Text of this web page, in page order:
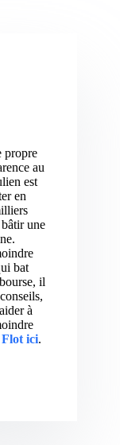
propre
au
est
en
une
bat
il
à
ici.